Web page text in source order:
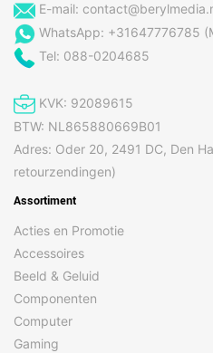
E-mail:
WhatsApp: +31647776785
Tel: 088-0204685
KVK: 92089615
BTW: NL865880669B01
Adres: Oder 20, 2491 DC, Den
retourzendingen)
Assortiment
Acties en Promotie
Accessoires
Beeld & Geluid
Componenten
Computer
Gaming